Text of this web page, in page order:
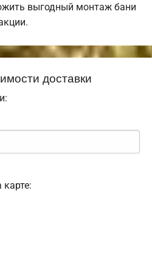
выгодный монтаж бани
доставки